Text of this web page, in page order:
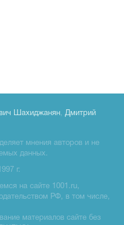
Шахиджанян, Дмитрий
мнения авторов и не
данных.
г.
на сайте 1001.ru,
РФ, в том числе,
материалов сайте без